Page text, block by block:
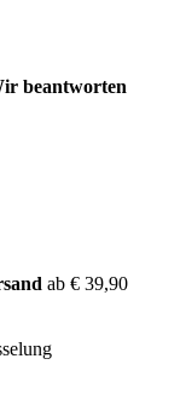
beantworten
ab € 39,90